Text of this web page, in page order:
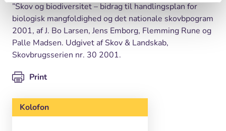
”Skov og biodiversitet – bidrag til handlingsplan for
biologisk mangfoldighed og det nationale skovbpogram
2001, af J. Bo Larsen, Jens Emborg, Flemming Rune og
Palle Madsen. Udgivet af Skov & Landskab,
Skovbrugsserien nr. 30 2001.
Print
Kolofon